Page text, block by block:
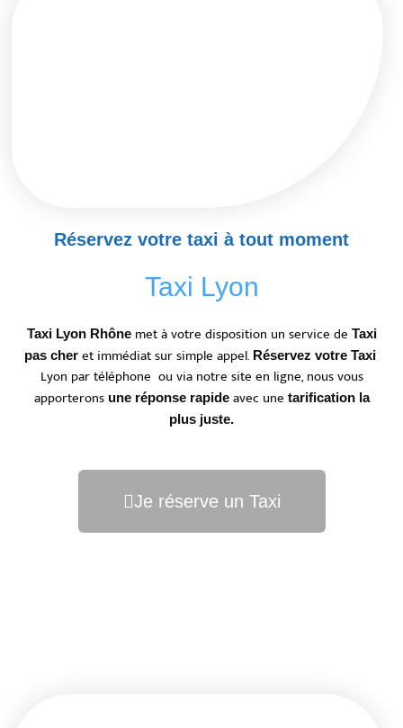
Réservez votre taxi à tout moment
Taxi Lyon
Taxi Lyon Rhônemet à votre disposition un service de Taxi
pas cheret immédiat sur simple appel. Réservez votre Taxi
Lyon par téléphone ou via notre site en ligne, nous vous
apporterons une réponse rapideavec une tarification la
plus juste.
Je réserve un Taxi